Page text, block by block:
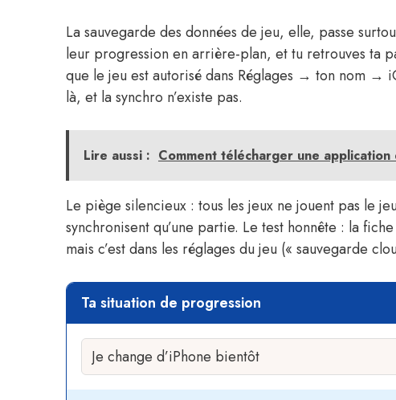
La sauvegarde des données de jeu, elle, passe
leur progression en arrière-plan, et tu retrouves ta
que le jeu est autorisé dans Réglages → ton nom
là, et la synchro n’existe pas.
Lire aussi : Comment télécharger une application
Le piège silencieux : tous les jeux ne jouent pas le
synchronisent qu’une partie. Le test honnête : la
mais c’est dans les réglages du jeu (« sauvegarde
Ta situation de progression